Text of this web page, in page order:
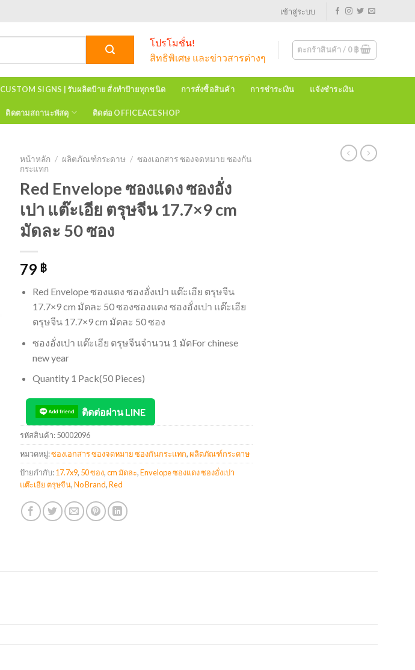
เข้าสู่ระบบ
โปรโมชั่น!
สิทธิพิเศษ และข่าวสารต่างๆ
ตะกร้าสินค้า / 0฿
CUSTOM SIGNS | รับผลิตป้าย สั่งทำป้ายทุกชนิด การสั่งซื้อสินค้า การชำระเงิน แจ้งชำระเงิน
ติดตามสถานะพัสดุ ติดต่อ OFFICEACESHOP
หน้าหลัก / ผลิตภัณฑ์กระดาษ / ซองเอกสาร ซองจดหมาย ซองกัน
กระแทก
Red Envelope ซองแดง ซองอั่ง
เปา แต๊ะเอีย ตรุษจีน 17.7×9 cm
มัดละ 50 ซอง
79 ฿
Red Envelope ซองแดง ซองอั่งเปา แต๊ะเอีย ตรุษจีน
17.7×9 cm มัดละ 50 ซองซองแดง ซองอั่งเปา แต๊ะเอีย
ตรุษจีน 17.7×9 cm มัดละ 50 ซอง
ซองอั่งเปา แต๊ะเอีย ตรุษจีนจำนวน 1 มัดFor chinese
new year
Quantity 1 Pack(50 Pieces)
ติดต่อผ่าน LINE
รหัสสินค้า:50002096
หมวดหมู่:ซองเอกสาร ซองจดหมาย ซองกันกระแทก,ผลิตภัณฑ์กระดาษ
ป้ายกำกับ:17.7x9, 50 ซอง,cm มัดละ,Envelope ซองแดง ซองอั่งเปา
แต๊ะเอีย ตรุษจีน,No Brand,Red